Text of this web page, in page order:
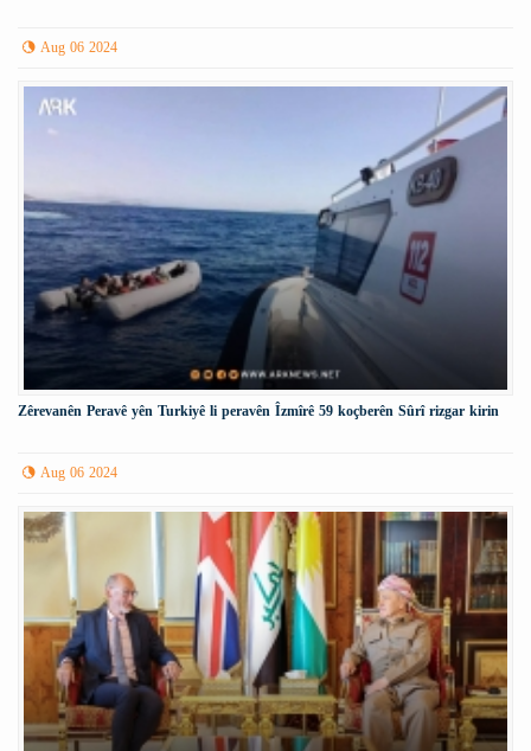
Aug 06 2024
Zêrevanên Peravê yên Turkiyê li peravên Îzmîrê 59 koçberên Sûrî rizgar kirin
Aug 06 2024